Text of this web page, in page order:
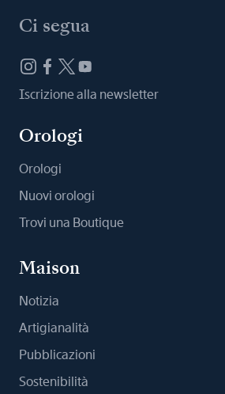
Ci segua
Iscrizione alla newsletter
Orologi
Orologi
Nuovi orologi
Trovi una Boutique
Maison
Notizia
Artigianalità
Pubblicazioni
Sostenibilità